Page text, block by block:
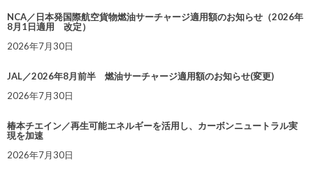
NCA／日本発国際航空貨物燃油サーチャージ適用額のお知らせ（2026年
8月1日適用 改定）
2026年7月30日
JAL／2026年8月前半 燃油サーチャージ適用額のお知らせ(変更)
2026年7月30日
椿本チエイン／再生可能エネルギーを活用し、カーボンニュートラル実
現を加速
2026年7月30日